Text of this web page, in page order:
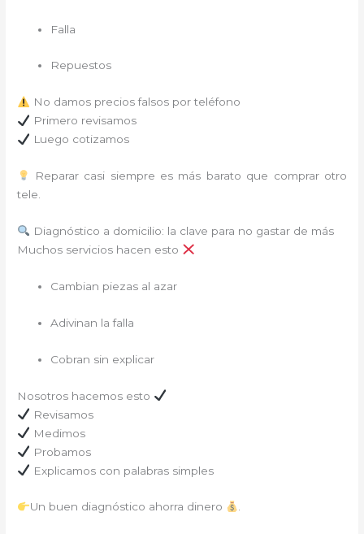
Falla
Repuestos
No damos precios falsos por teléfono
Primero revisamos
Luego cotizamos
Reparar casi siempre es más barato que comprar otro
tele.
Diagnóstico a domicilio: la clave para no gastar de más
Muchos servicios hacen esto
Cambian piezas al azar
Adivinan la falla
Cobran sin explicar
Nosotros hacemos esto
Revisamos
Medimos
Probamos
Explicamos con palabras simples
Un buen diagnóstico ahorra dinero .